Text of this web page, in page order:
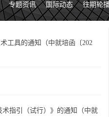
专题资讯 国际动态 往期轮
工具的通知（中就培函〔202
指引（试行）》的通知（中就